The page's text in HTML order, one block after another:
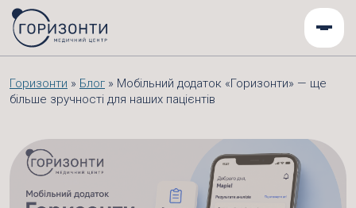
Горизонти » Блог » Мобільний додаток «Горизонти» — ще
більше зручності для наших пацієнтів